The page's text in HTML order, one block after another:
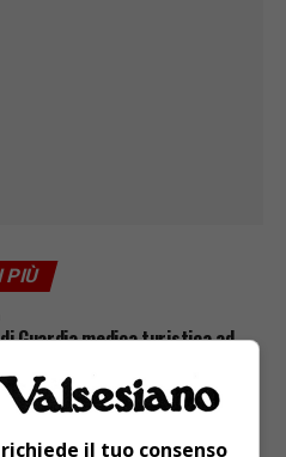
PIÙ
Guardia medica turistica ad
a Varallo Gran Galà Lirico
il tuo consenso